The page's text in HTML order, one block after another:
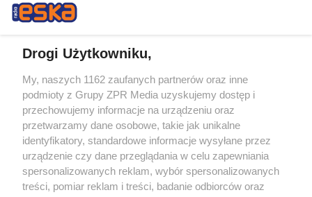
Żaden utwór zamieszczony w serwisie nie może być powielany i
rozpowszechniany lub dalej rozpowszechniany w jakikolwiek sposób (w
tym także elektroniczny lub mechaniczny) na jakimkolwiek polu
eksploatacji w jakiejkolwiek formie, włącznie z umieszczaniem w
Internecie bez pisemnej zgody właściciela praw. Jakiekolwiek użycie lub
wykorzystanie utworów w całości lub w części z naruszeniem prawa,
tzn. bez właściwej zgody, jest zabronione pod groźbą kary i może być
ścigane prawnie.
Drogi Użytkowniku,
My, naszych 1162 zaufanych partnerów oraz inne
podmioty z Grupy ZPR Media uzyskujemy dostęp i
przechowujemy informacje na urządzeniu oraz
przetwarzamy dane osobowe, takie jak unikalne
identyfikatory, standardowe informacje wysyłane przez
urządzenie czy dane przeglądania w celu zapewniania
spersonalizowanych reklam, wybór spersonalizowanych
treści, pomiar reklam i treści, badanie odbiorców oraz